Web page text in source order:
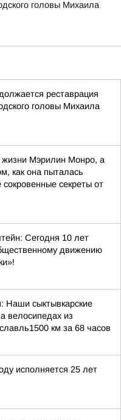
головы Михаила
реставрация
головы Михаила
жизни Мэрилин Монро, а
как она пыталась
секреты от
Сегодня 10 лет
движению
сыктывкарские
велосипедах из
км за 68 часов
исполняется 25 лет